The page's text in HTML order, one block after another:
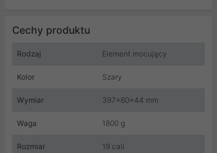
Cechy produktu
Rodzaj Element mocujący
Kolor Szary
Wymiar 397x60x44 mm
Waga 1800 g
Rozmiar 19 cali